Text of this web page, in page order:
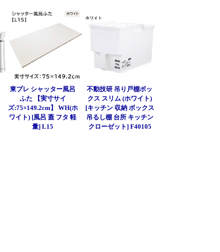
東プレ シャッター風呂
ふた 【実寸サイ
ズ:75×149.2cm】 WH(ホ
ワイト) [風呂 蓋 フタ 軽
量] L15
不動技研 吊り戸棚ボッ
クス スリム (ホワイト)
[キッチン 収納 ボックス
吊るし棚 台所 キッチン
クローゼット] F40105